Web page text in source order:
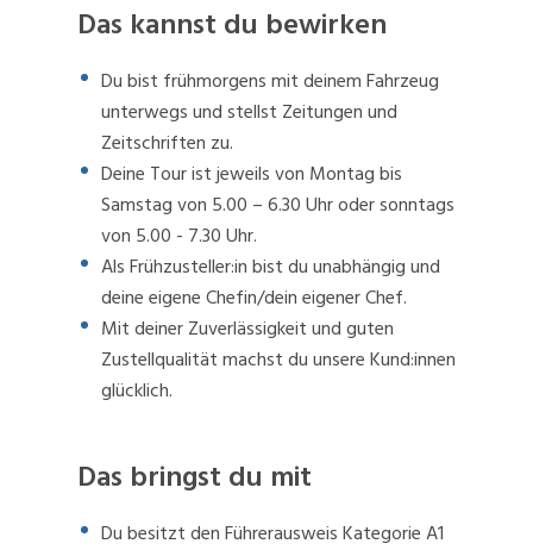
Das kannst du bewirken
Du bist frühmorgens mit deinem Fahrzeug
unterwegs und stellst Zeitungen und
Zeitschriften zu.
Deine Tour ist jeweils von Montag bis
Samstag von 5.00 – 6.30 Uhr oder sonntags
von 5.00 - 7.30 Uhr.
Als Frühzusteller:in bist du unabhängig und
deine eigene Chefin/dein eigener Chef.
Mit deiner Zuverlässigkeit und guten
Zustellqualität machst du unsere Kund:innen
glücklich.
Das bringst du mit
Du besitzt den Führerausweis Kategorie A1